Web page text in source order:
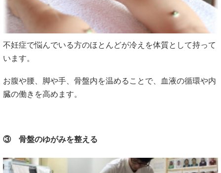
不妊症で悩んでいる方のほとんどが冷えを体質として持って
います。
お腹や腰、脚や手、骨盤内を温めることで、血液の循環や内
臓の働きを高めます。
③ 骨盤のゆがみを整える